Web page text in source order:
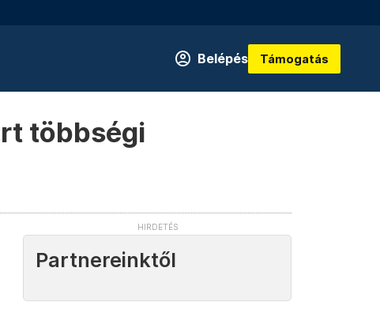
Belépés Támogatás
többségi
Partnereinktől